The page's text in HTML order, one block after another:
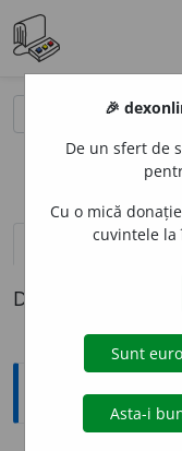
definiții (1)
Definiția cu ID-ul
Explicative
🎉
De un sfert de
Cu o mică
cuvintele